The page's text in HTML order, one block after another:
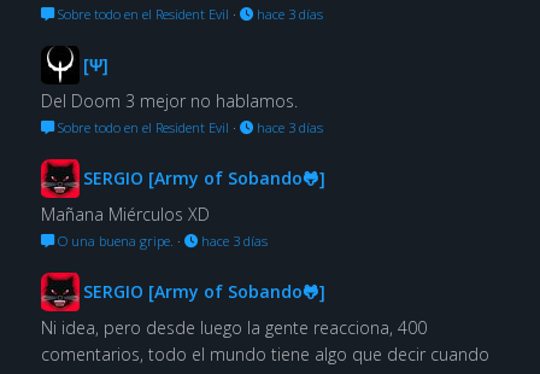
Sobre todo en el Resident Evil · hace 3 días
[Ψ]
Del Doom 3 mejor no hablamos.
Sobre todo en el Resident Evil · hace 3 días
SERGIO [Army of Sobando🐸]
Mañana Miérculos XD
O una buena gripe. · hace 3 días
SERGIO [Army of Sobando🐸]
Ni idea, pero desde luego la gente reacciona, 400
comentarios, todo el mundo tiene algo que decir cuando